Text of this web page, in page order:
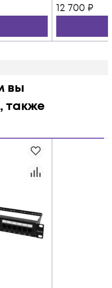
12 700 ₽
вы
также